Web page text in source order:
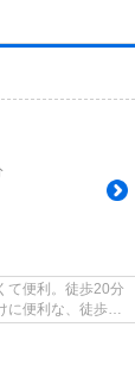
て便利。徒歩20分
便利な、徒歩10